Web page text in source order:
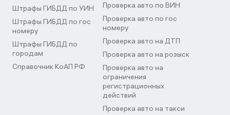
Штрафы ГИБДД по УИН
Штрафы ГИБДД по гос
номеру
Штрафы ГИБДД по
городам
Справочник КоАП РФ
Проверка авто по ВИН
Проверка авто по гос
номеру
Проверка авто на ДТП
Проверка авто на розыск
Проверка авто на
ограничения
регистрационных
действий
Проверка авто на такси